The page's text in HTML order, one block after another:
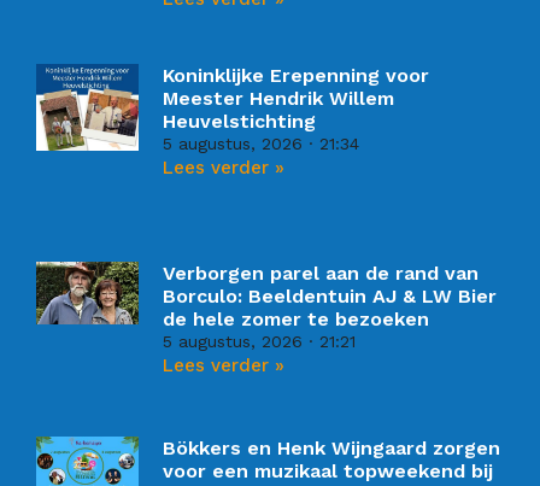
Koninklijke Erepenning voor
Meester Hendrik Willem
Heuvelstichting
5 augustus, 2026 21:34
Lees verder »
Verborgen parel aan de rand van
Borculo: Beeldentuin AJ & LW Bier
de hele zomer te bezoeken
5 augustus, 2026 21:21
Lees verder »
Bökkers en Henk Wijngaard zorgen
voor een muzikaal topweekend bij